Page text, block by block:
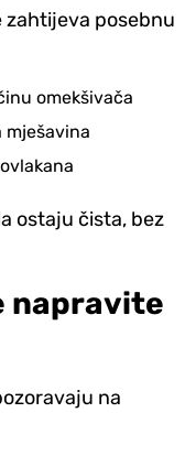
zahtijeva posebnu
omekšivača
mješavina
ostaju čista, bez
napravite
na